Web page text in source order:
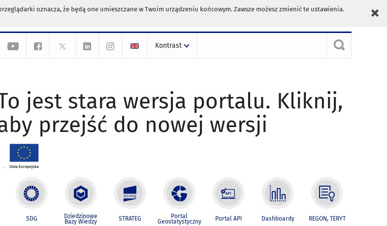
oznacza, że będą one umieszczane w Twoim urządzeniu końcowym. Zawsze możesz zmienić te ustawienia.
Kontrast
jest stara wersja portalu. Kliknij,
przejść do nowej wersji
SDG Dziedzinowe
Bazy Wiedzy STRATEG Portal
Geostatystyczny Portal API Dashboardy REGON, TERYT